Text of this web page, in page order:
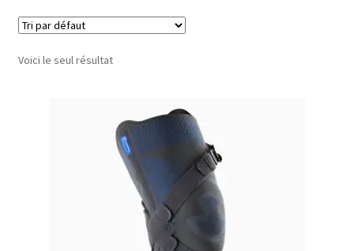
Accessoires Salle de bain
Voici le seul résultat